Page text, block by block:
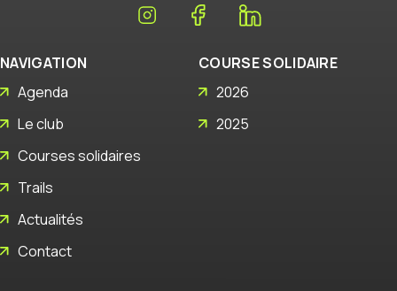
NAVIGATION
Agenda
Le club
Courses solidaires
Trails
Actualités
Contact
COURSE SOLIDAIRE
2026
2025